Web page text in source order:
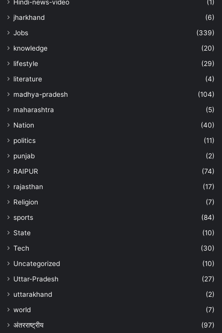
Hindi-news-video
(1)
jharkhand
(6)
Jobs
(339)
knowledge
(20)
lifestyle
(29)
literature
(4)
madhya-pradesh
(104)
maharashtra
(5)
Nation
(40)
politics
(11)
punjab
(2)
RAIPUR
(74)
rajasthan
(17)
Religion
(7)
sports
(84)
State
(10)
Tech
(30)
Uncategorized
(10)
Uttar-Pradesh
(27)
uttarakhand
(2)
world
(7)
अंतरराष्ट्रीय
(97)